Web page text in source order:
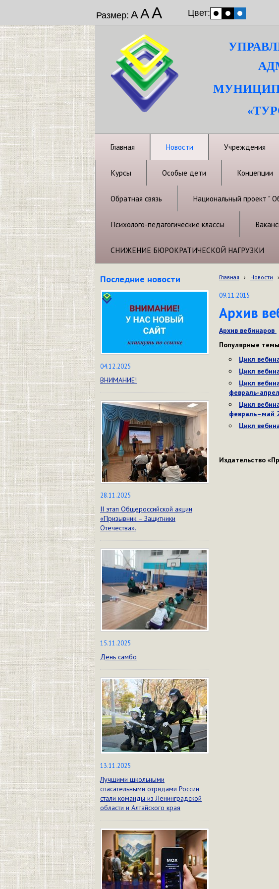
Размер: ААА Цвет:
Главная Новости Учреждения
Курсы Особые дети Концепции
Обратная связь Национальный проект "
Психолого-педагогические классы
СНИЖЕНИЕ БЮРОКРАТИЧЕСКОЙ НАГРУЗКИ
Последние новости
04.12.2025
ВНИМАНИЕ!
28.11.2025
II этап Общероссийской акции
«Призывник – Защитники
Отечества».
15.11.2025
День самбо
13.11.2025
Лучшими школьными
спасательными отрядами России
стали команды из Ленинградской
области и Алтайского края
Главная › Новости ›
09.11.2015
Архив
Архив вебинаров
Популярные
Цикл
Цикл
Цикл
февраль-
Цикл
февраль–май
Цикл
Издательство